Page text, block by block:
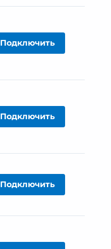
Подключить
Подключить
Подключить